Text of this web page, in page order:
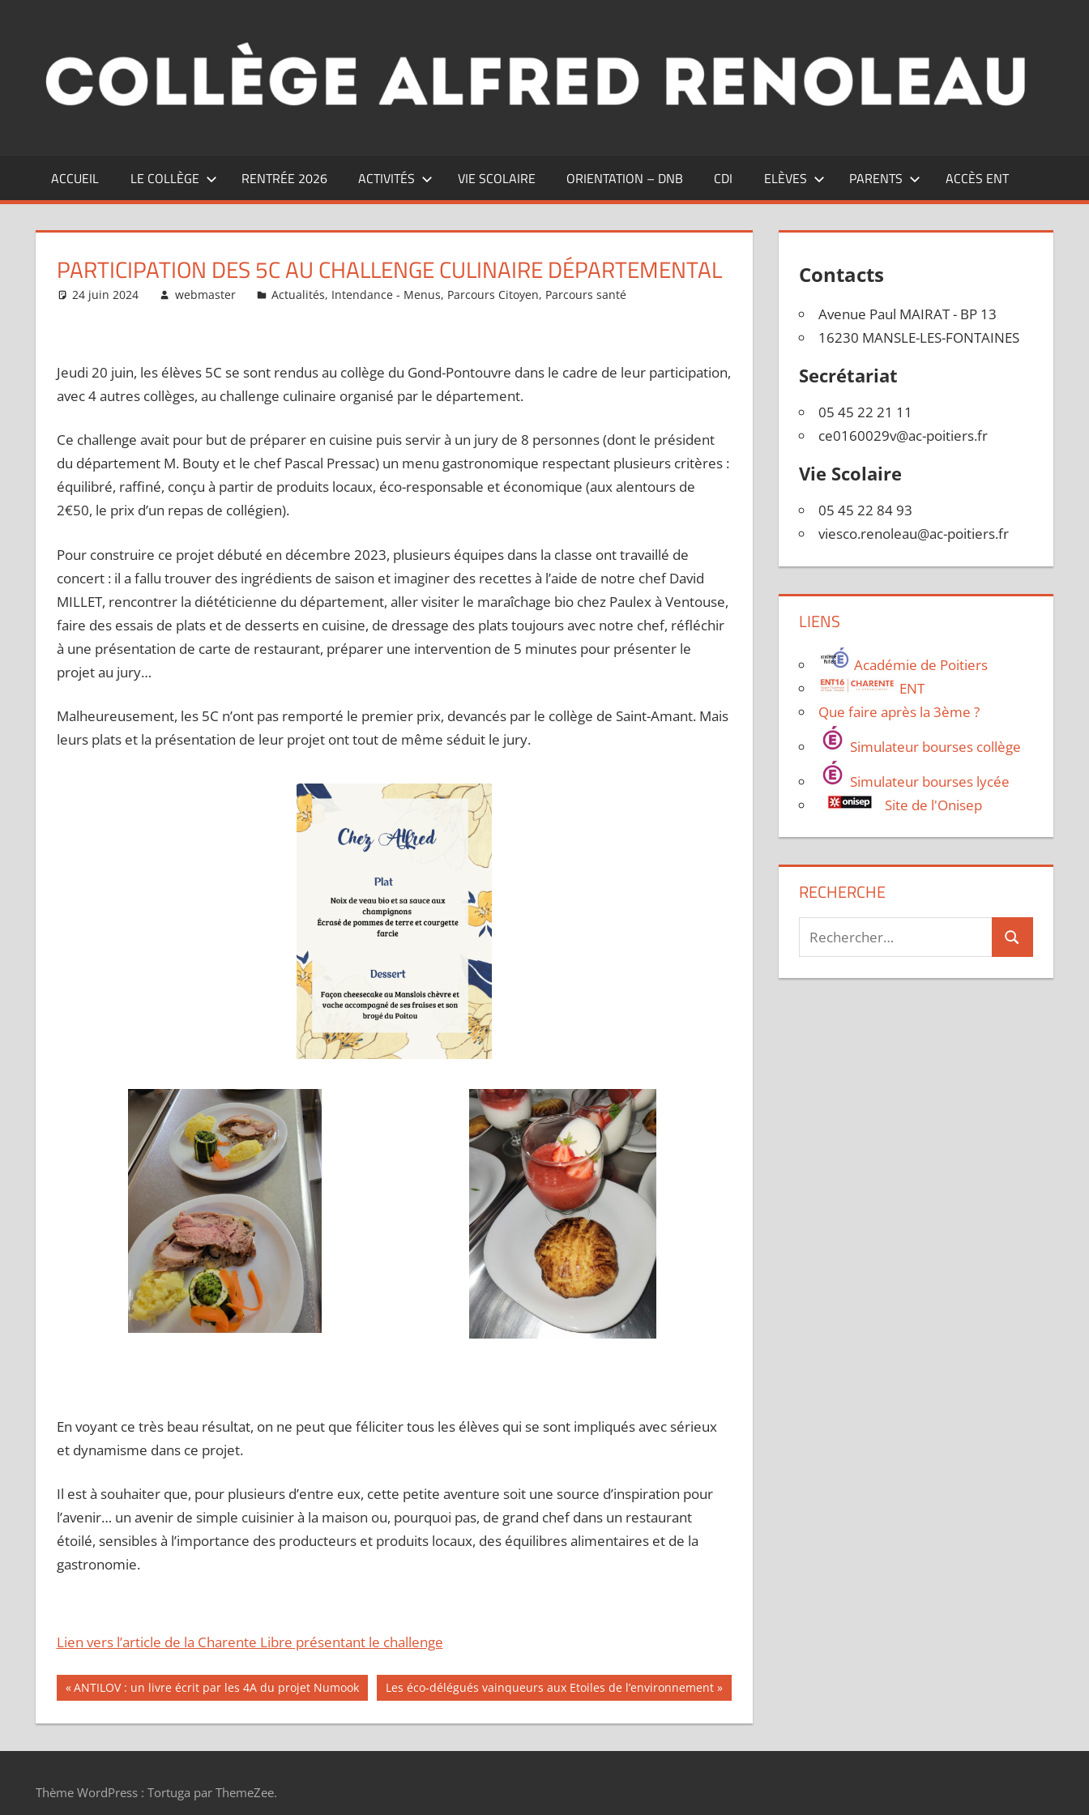
ACCUEIL LE COLLÈGE RENTRÉE 2026 ACTIVITÉS VIE SCOLAIRE ORIENTATION – DNB CDI ELÈVES PARENTS ACCÈS ENT
PARTICIPATION DES 5C AU CHALLENGE CULINAIRE DÉPARTEMENTAL
24 juin 2024 webmaster Actualités, Intendance - Menus, Parcours Citoyen, Parcours santé
Jeudi 20 juin, les élèves 5C se sont rendus au collège du Gond-Pontouvre dans le cadre de leur participation,
avec 4 autres collèges, au challenge culinaire organisé par le département.
Ce challenge avait pour but de préparer en cuisine puis servir à un jury de 8 personnes (dont le président
du département M. Bouty et le chef Pascal Pressac) un menu gastronomique respectant plusieurs critères :
équilibré, raffiné, conçu à partir de produits locaux, éco-responsable et économique (aux alentours de
2€50, le prix d’un repas de collégien).
Pour construire ce projet débuté en décembre 2023, plusieurs équipes dans la classe ont travaillé de
concert : il a fallu trouver des ingrédients de saison et imaginer des recettes à l’aide de notre chef David
MILLET, rencontrer la diététicienne du département, aller visiter le maraîchage bio chez Paulex à Ventouse,
faire des essais de plats et de desserts en cuisine, de dressage des plats toujours avec notre chef, réfléchir
à une présentation de carte de restaurant, préparer une intervention de 5 minutes pour présenter le
projet au jury…
Malheureusement, les 5C n’ont pas remporté le premier prix, devancés par le collège de Saint-Amant. Mais
leurs plats et la présentation de leur projet ont tout de même séduit le jury.
En voyant ce très beau résultat, on ne peut que féliciter tous les élèves qui se sont impliqués avec sérieux
et dynamisme dans ce projet.
Il est à souhaiter que, pour plusieurs d’entre eux, cette petite aventure soit une source d’inspiration pour
l’avenir… un avenir de simple cuisinier à la maison ou, pourquoi pas, de grand chef dans un restaurant
étoilé, sensibles à l’importance des producteurs et produits locaux, des équilibres alimentaires et de la
gastronomie.
Lien vers l’article de la Charente Libre présentant le challenge
Navigation
de
l’article
Publication
précédente :
ANTILOV : un livre écrit par les 4A du projet Numook
Publication
suivante :
Les éco-délégués vainqueurs aux Etoiles de l’environnement
Contacts
Avenue Paul MAIRAT - BP 13
16230 MANSLE-LES-FONTAINES
Secrétariat
05 45 22 21 11
ce0160029v@ac-poitiers.fr
Vie Scolaire
05 45 22 84 93
viesco.renoleau@ac-poitiers.fr
LIENS
Académie de Poitiers
ENT
Que faire après la 3ème ?
Simulateur bourses collège
Simulateur bourses lycée
Site de l'Onisep
RECHERCHE
Recherche
pour :
Rechercher
Thème WordPress : Tortuga par ThemeZee.